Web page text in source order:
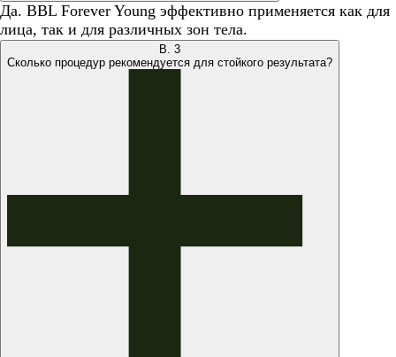
Да. BBL Forever Young эффективно применяется как для
лица, так и для различных зон тела.
В. 3
Сколько процедур рекомендуется для стойкого результата?